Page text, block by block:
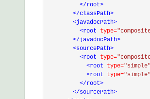
</root>
</classPath>
<javadocPath>
<root type=
</javadocPath>
<sourcePath>
<root type=
<root type=
<root type=
</root>
</sourcePath>